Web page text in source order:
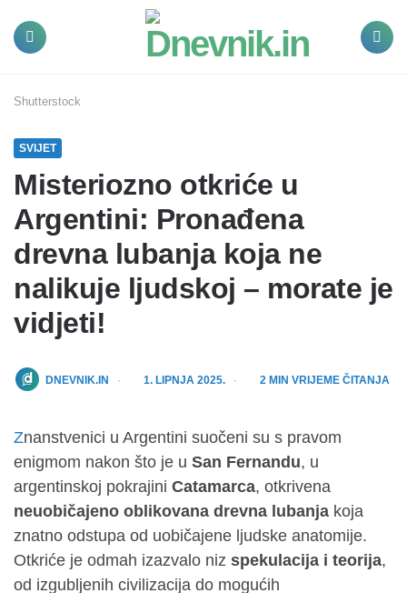
Dnevnik.in
Shutterstock
SVIJET
Misteriozno otkriće u
Argentini: Pronađena
drevna lubanja koja ne
nalikuje ljudskoj – morate je
vidjeti!
POSTED
DNEVNIK.IN 1. LIPNJA 2025. 2 MIN VRIJEME ČITANJA
Znanstvenici u Argentini suočeni su s pravom
enigmom nakon što je u San Fernandu, u
argentinskoj pokrajini Catamarca, otkrivena
neuobičajeno oblikovana drevna lubanja koja
znatno odstupa od uobičajene ljudske anatomije.
Otkriće je odmah izazvalo niz spekulacija i teorija,
od izgubljenih civilizacija do mogućih